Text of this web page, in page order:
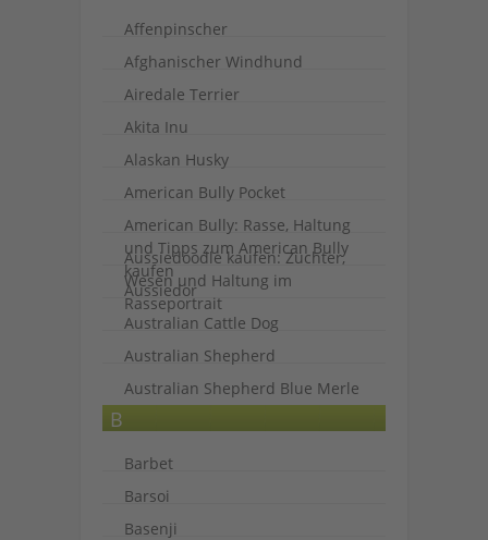
Affenpinscher
Afghanischer Windhund
Airedale Terrier
Akita Inu
Alaskan Husky
American Bully Pocket
American Bully: Rasse, Haltung
und Tipps zum American Bully
kaufen
Aussiedoodle kaufen: Züchter,
Wesen und Haltung im
Rasseportrait
Aussiedor
Australian Cattle Dog
Australian Shepherd
Australian Shepherd Blue Merle
B
Barbet
Barsoi
Basenji